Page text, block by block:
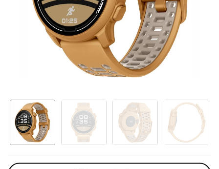
Telefoni, planšetdatori
Viedierīces
Viedpulksteņi un aproces
Viedpulksteņi
Fitnesa aproces
Aksesuāri viedpulksteņiem
Droni un piederumi